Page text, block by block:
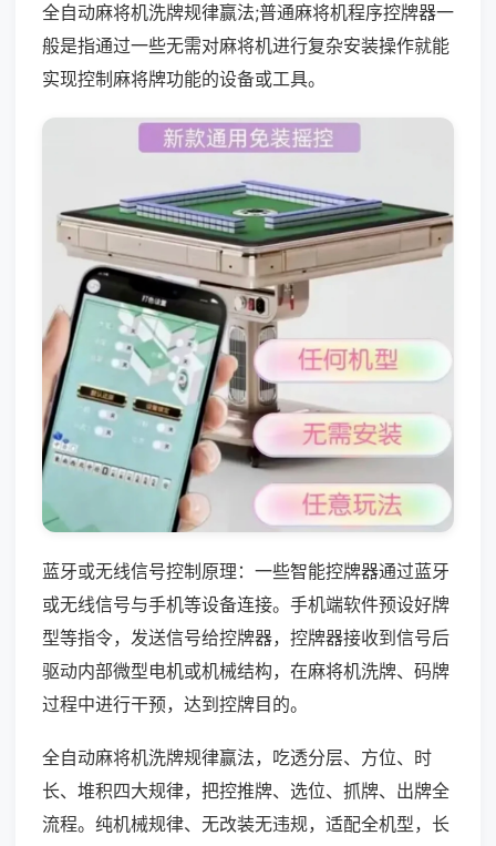
全自动麻将机洗牌规律赢法;普通麻将机程序控牌器一
般是指通过一些无需对麻将机进行复杂安装操作就能
实现控制麻将牌功能的设备或工具。
蓝牙或无线信号控制原理：一些智能控牌器通过蓝牙
或无线信号与手机等设备连接。手机端软件预设好牌
型等指令，发送信号给控牌器，控牌器接收到信号后
驱动内部微型电机或机械结构，在麻将机洗牌、码牌
过程中进行干预，达到控牌目的。
全自动麻将机洗牌规律赢法，吃透分层、方位、时
长、堆积四大规律，把控推牌、选位、抓牌、出牌全
流程。纯机械规律、无改装无违规，适配全机型，长